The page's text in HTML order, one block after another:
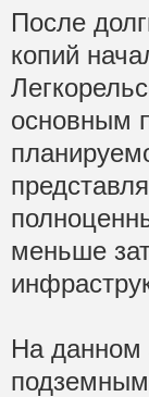
После
копий
основным
меньше
На данном